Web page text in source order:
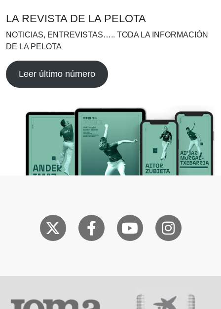
LA REVISTA DE LA PELOTA
NOTICIAS, ENTREVISTAS….. TODA LA INFORMACIÓN
DE LA PELOTA
Leer último número